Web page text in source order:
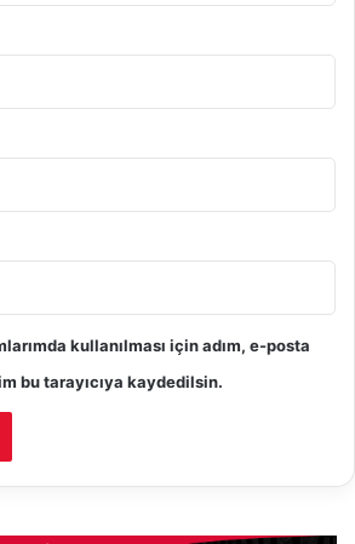
kullanılması için adım, e-posta
bu tarayıcıya kaydedilsin.